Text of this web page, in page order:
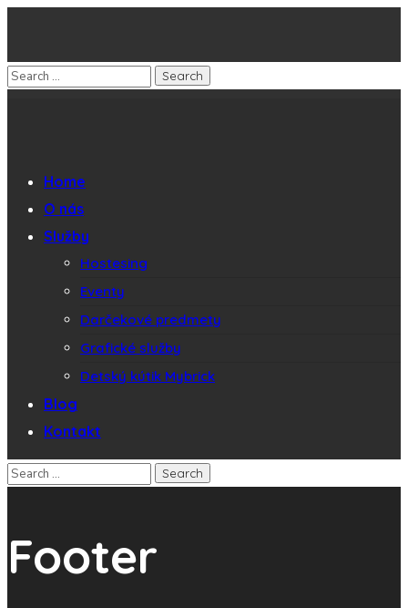
Home
O nás
Služby
Hostesing
Eventy
Darčekové predmety
Grafické služby
Detský kútik Mybrick
Blog
Kontakt
Footer